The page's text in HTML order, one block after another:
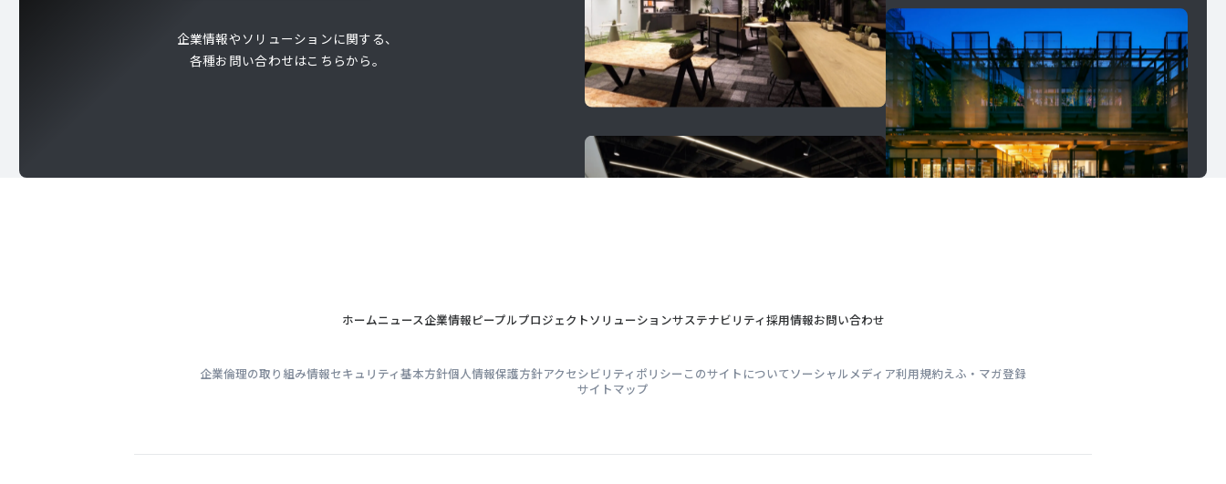
企業情報やソリューションに関する、
各種お問い合わせはこちらから。
ホームニュース企業情報ピープルプロジェクトソリューションサステナビリティ採用情報お問い合わせ
企業倫理の取り組み情報セキュリティ基本方針個人情報保護方針アクセシビリティポリシー このサイトについてソーシャルメディア利用規約えふ・マガ登録
サイトマップ